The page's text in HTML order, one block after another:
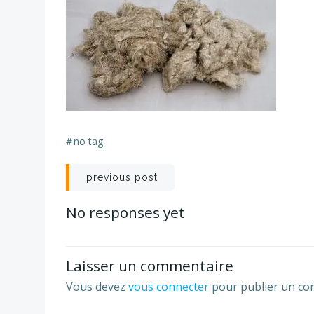
#no tag
Navigation
de
previous post
No responses yet
Laisser un commentaire
Vous devez vous connecter pour publier un